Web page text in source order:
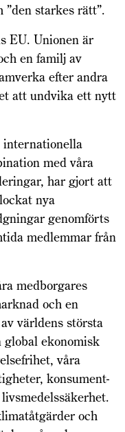
starkes rätt”.
EU. Unionen är
en familj av
efter andra
att undvika ett nytt
internationella
med våra
har gjort att
nya
genomförts
medlemmar från
medborgares
och en
världens största
ekonomisk
våra
konsument­
och